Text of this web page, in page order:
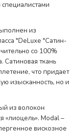
из
"DeLuxe "Сатин-
со 100%
Сатиновая ткань
что придает
изысканность, но и
из волокон
«лиоцель». Modal –
вискозное